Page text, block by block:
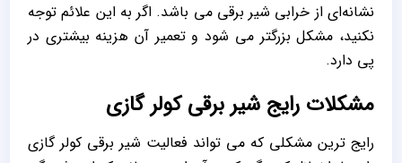
نشانه‌ای از خرابی شیر برقی می باشد. اگر به این علائم توجه
نکنید، مشکل بزرگتر می شود و تعمیر آن هزینه بیشتری در
پی دارد.
مشکلات رایج شیر برقی کولر گازی
رایج ترین مشکلی که می تواند فعالیت شیر برقی کولر گازی